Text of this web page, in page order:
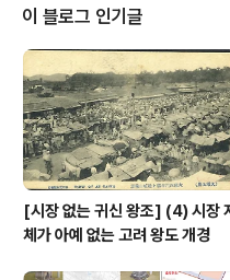
라는 인물이 있다. '도화녀 비형랑桃
주인공 중 마지막에 등장하는 인물로서
죽은 혼령이 된 진지왕이 도화녀라는
낳은 '귀신 아들'로서, 주특기는 공공
머리라는 점이다. 이런 그가 화랑 혹은
관계있다는 언급은 그 ..
이 블로그 인기글
[시장 없는 귀신 왕조] (4) 시장
체가 아예 없는 고려 왕도 개경